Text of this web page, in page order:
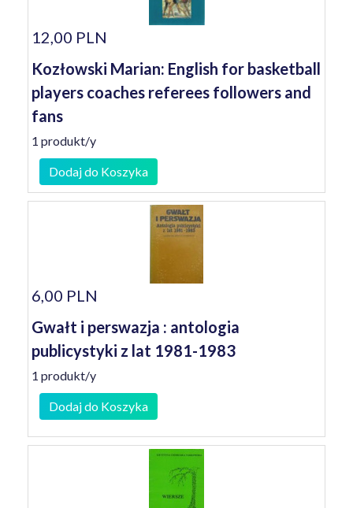
12,00 PLN
Kozłowski Marian: English for basketball
players coaches referees followers and
fans
1 produkt/y
Dodaj do Koszyka
6,00 PLN
Gwałt i perswazja : antologia
publicystyki z lat 1981-1983
1 produkt/y
Dodaj do Koszyka